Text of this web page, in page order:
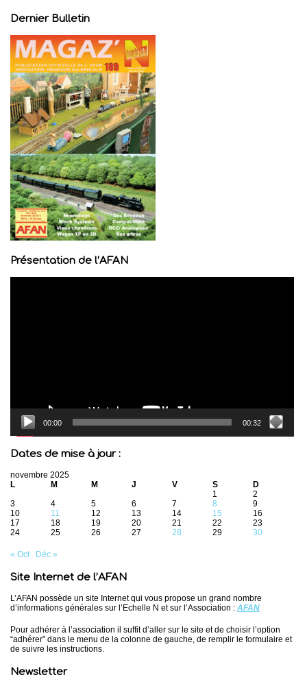
Dernier Bulletin
Présentation de l’AFAN
00:00 00:32
Dates de mise à jour :
novembre 2025
L
M M J V S
D
1
2
3
4 5 6 7 8
9
10
11 12 13 14 15
16
17
18 19 20 21 22
23
24
25 26 27 28 29 30
« Oct Déc »
Site Internet de l’AFAN
L’AFAN possède un site Internet qui vous propose un grand nombre
d’informations générales sur l’Echelle N et sur l’Association : AFAN
Pour adhérer à l’association il suffit d’aller sur le site et de choisir l’option
“adhérer” dans le menu de la colonne de gauche, de remplir le formulaire et
de suivre les instructions.
Newsletter